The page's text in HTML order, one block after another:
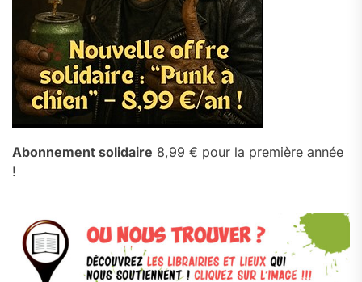
Abonnement solidaire 8,99 € pour la première année
!